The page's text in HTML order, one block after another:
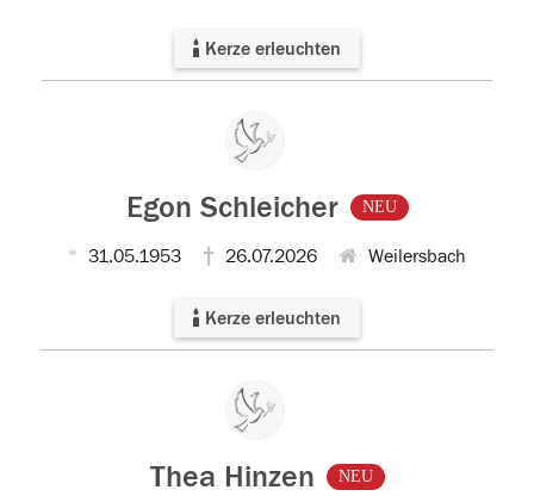
Kerze erleuchten
Egon Schleicher NEU
31.05.1953 26.07.2026 Weilersbach
Kerze erleuchten
Thea Hinzen NEU